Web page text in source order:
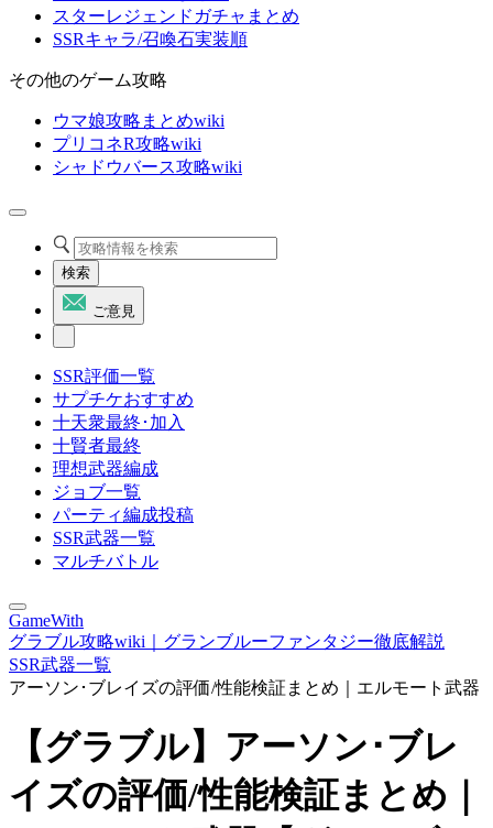
スターレジェンドガチャまとめ
SSRキャラ/召喚石実装順
その他のゲーム攻略
ウマ娘攻略まとめwiki
プリコネR攻略wiki
シャドウバース攻略wiki
検索
ご意見
SSR評価一覧
サプチケおすすめ
十天衆最終･加入
十賢者最終
理想武器編成
ジョブ一覧
パーティ編成投稿
SSR武器一覧
マルチバトル
GameWith
グラブル攻略wiki｜グランブルーファンタジー徹底解説
SSR武器一覧
アーソン･ブレイズの評価/性能検証まとめ｜エルモート武器
【グラブル】アーソン･ブレ
イズの評価/性能検証まとめ｜